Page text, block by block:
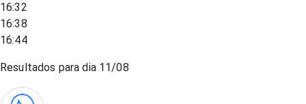
16:32
16:38
16:44
Resultados para dia 11/08